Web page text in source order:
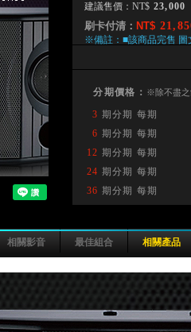
建議售價：NT$
刷卡付清： NT$
※備註：■該商品完售 圖
分期價格： ※除不盡之
3 期分期 每期
6 期分期 每期
12 期分期 每期
24 期分期 每期
36 期分期 每期
相關影音 最佳組合 相關產品